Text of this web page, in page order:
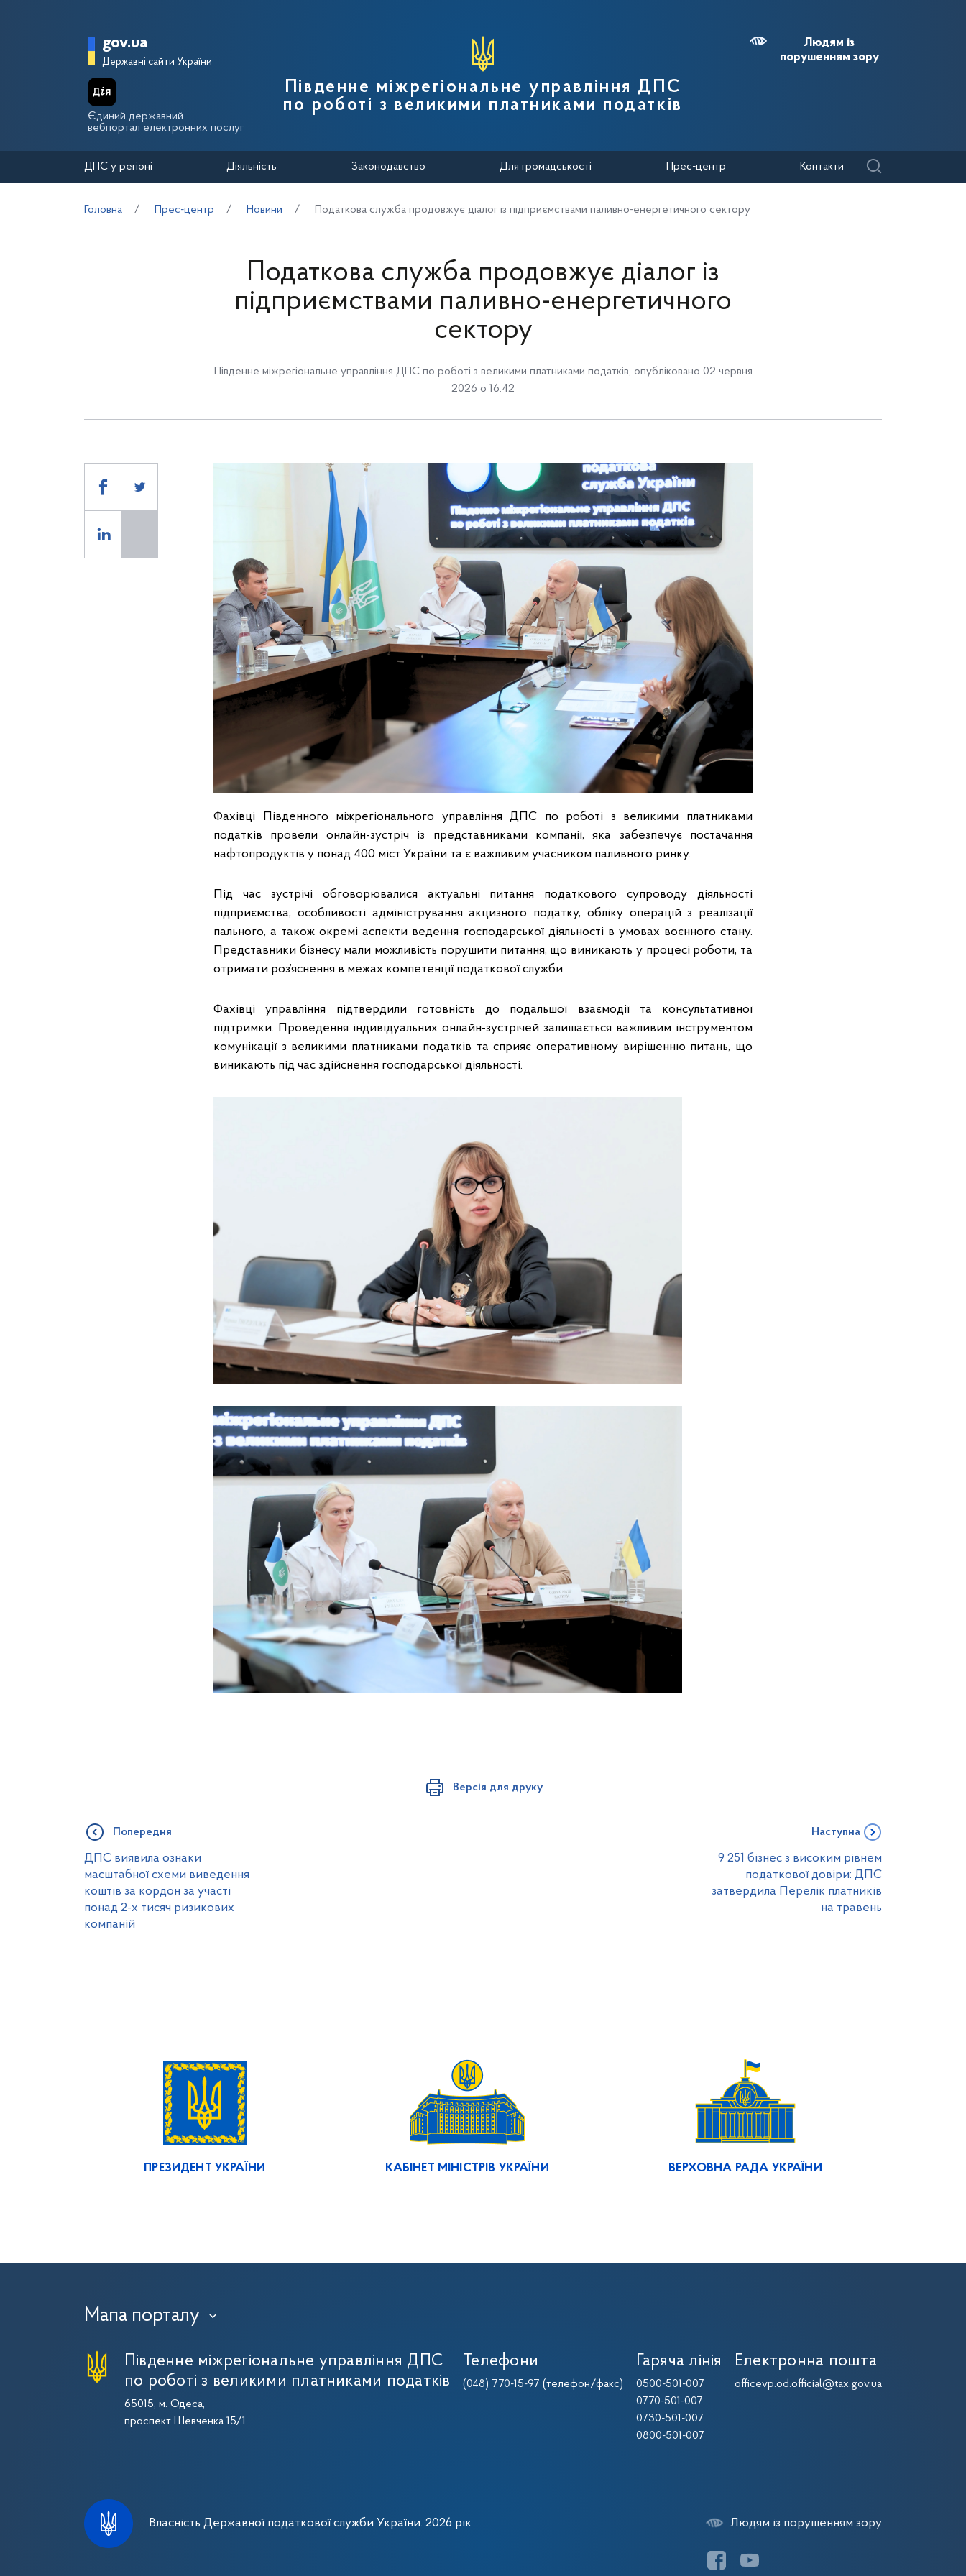
Головна сторінка Державної податкової служби України
gov.ua
Державні сайти України
Єдиний державний
вебпортал електронних послуг
Південне міжрегіональне управління ДПС
по роботі з великими платниками податків
Людям із
порушенням зору
ДПС у регіоні Діяльність Законодавство Для громадськості Прес-центр Контакти
Головна Прес-центр Новини Податкова служба продовжує діалог із підприємствами паливно-енергетичного сектору
Податкова служба продовжує діалог із
підприємствами паливно-енергетичного
сектору
Південне міжрегіональне управління ДПС по роботі з великими платниками податків, опубліковано 02 червня
2026 о 16:42
Фахівці Південного міжрегіонального управління ДПС по роботі з великими платниками
податків провели онлайн-зустріч із представниками компанії, яка забезпечує постачання
нафтопродуктів у понад 400 міст України та є важливим учасником паливного ринку.
Під час зустрічі обговорювалися актуальні питання податкового супроводу діяльності
підприємства, особливості адміністрування акцизного податку, обліку операцій з реалізації
пального, а також окремі аспекти ведення господарської діяльності в умовах воєнного стану.
Представники бізнесу мали можливість порушити питання, що виникають у процесі роботи, та
отримати роз’яснення в межах компетенції податкової служби.
Фахівці управління підтвердили готовність до подальшої взаємодії та консультативної
підтримки. Проведення індивідуальних онлайн-зустрічей залишається важливим інструментом
комунікації з великими платниками податків та сприяє оперативному вирішенню питань, що
виникають під час здійснення господарської діяльності.
Версія для друку
Попередня
ДПС виявила ознаки
масштабної схеми виведення
коштів за кордон за участі
понад 2-х тисяч ризикових
компаній
Наступна
9 251 бізнес з високим рівнем
податкової довіри: ДПС
затвердила Перелік платників
на травень
ПРЕЗИДЕНТ УКРАЇНИ КАБІНЕТ МІНІСТРІВ УКРАЇНИ ВЕРХОВНА РАДА УКРАЇНИ
Мапа порталу ›
Південне міжрегіональне управління ДПС
по роботі з великими платниками податків
65015, м. Одеса,
проспект Шевченка 15/1
Телефони
(048) 770-15-97 (телефон/факс)
Гаряча лінія
0500-501-007
0770-501-007
0730-501-007
0800-501-007
Електронна пошта
officevp.od.official@tax.gov.ua
Власність Державної податкової служби України. 2026 рік Людям із порушенням зору